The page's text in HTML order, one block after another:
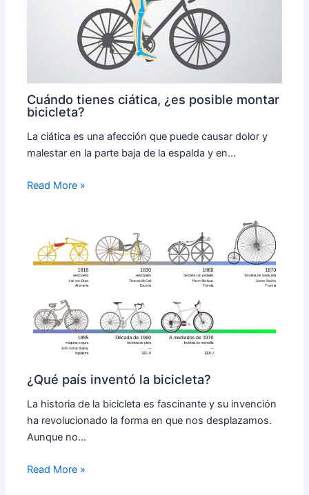
Cuándo tienes ciática, ¿es posible montar
bicicleta?
La ciática es una afección que puede causar dolor y
malestar en la parte baja de la espalda y en…
Read More »
¿Qué país inventó la bicicleta?
La historia de la bicicleta es fascinante y su invención
ha revolucionado la forma en que nos desplazamos.
Aunque no…
Read More »